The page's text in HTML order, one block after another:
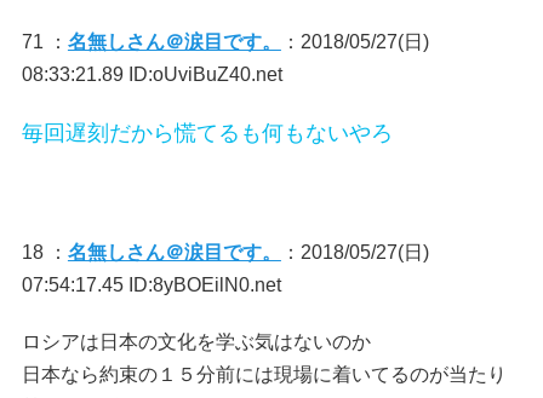
71 ： 名無しさん＠涙目です。
：2018/05/27(日)
08:33:21.89 ID:oUviBuZ40.net
毎回遅刻だから慌てるも何もないやろ
18 ： 名無しさん＠涙目です。
：2018/05/27(日)
07:54:17.45 ID:8yBOEilN0.net
ロシアは日本の文化を学ぶ気はないのか
日本なら約束の１５分前には現場に着いてるのが当たり